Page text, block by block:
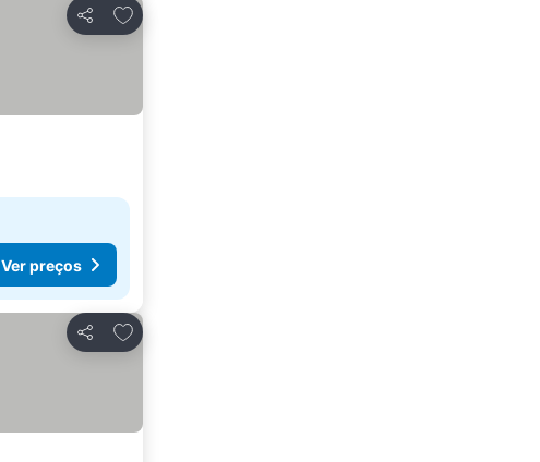
Partilhar
Adicionar aos favoritos
Ver preços
Partilhar
Adicionar aos favoritos